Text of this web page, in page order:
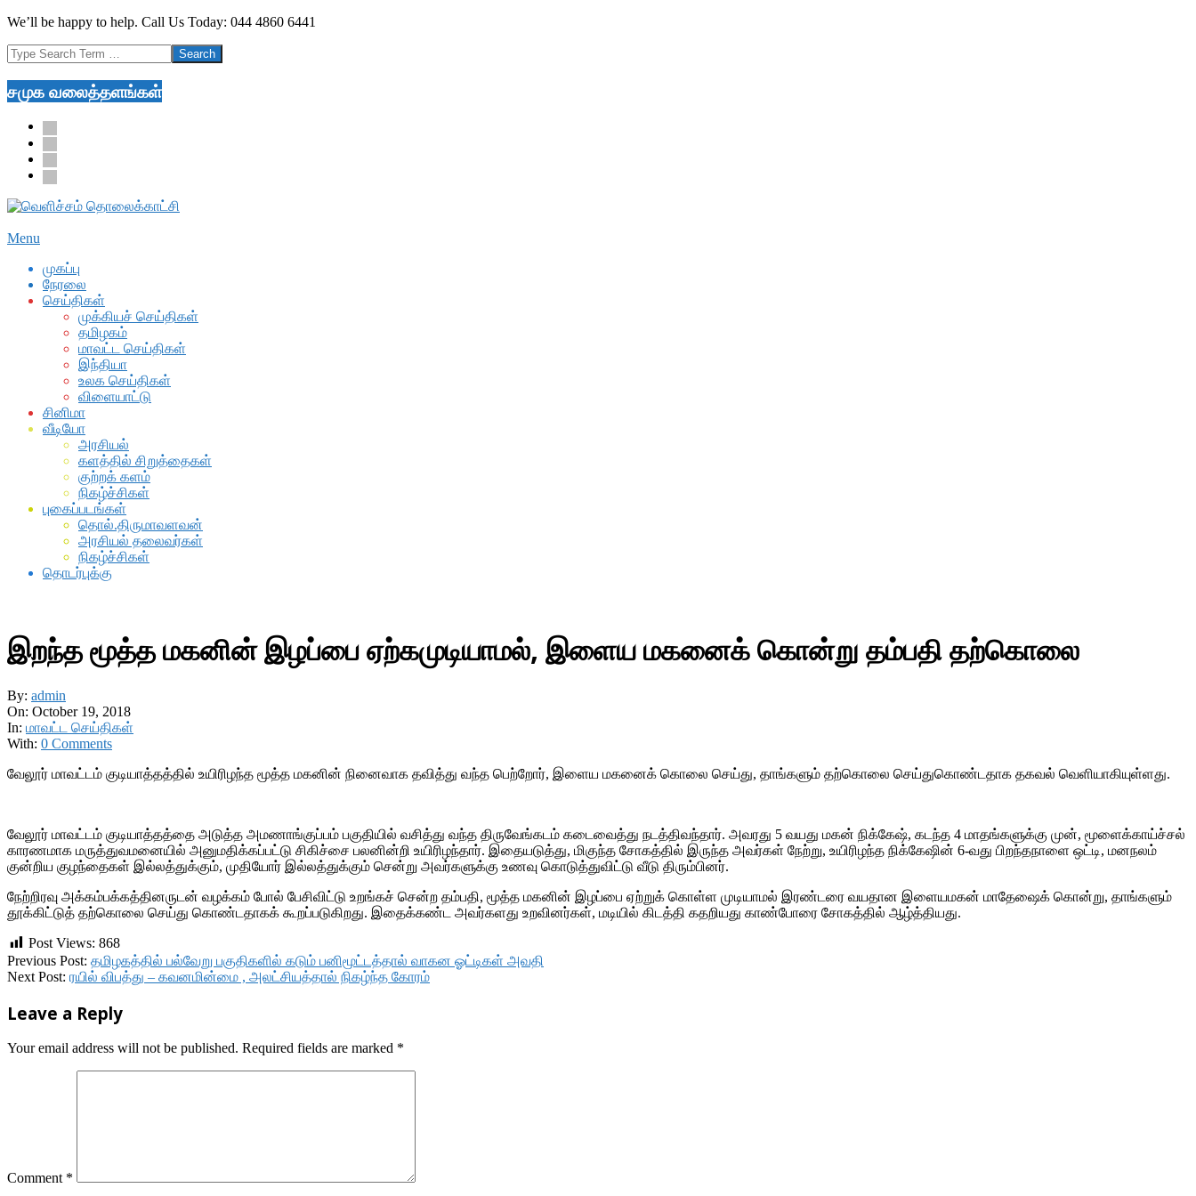
Skip
content
We’ll be happy to help. Call Us Today: 044 4860 6441
Search
சமுக வலைத்தளங்கள்
facebook
twitter
youtube
google
Secondary
Menu
Menu
முகப்பு
நேரலை
செய்திகள்
முக்கியச் செய்திகள்
தமிழகம்
மாவட்ட செய்திகள்
இந்தியா
உலக செய்திகள்
விளையாட்டு
சினிமா
வீடியோ
அரசியல்
களத்தில் சிறுத்தைகள்
குற்றக் களம்
நிகழ்ச்சிகள்
புகைப்படங்கள்
தொல்.திருமாவளவன்
அரசியல் தலைவர்கள்
நிகழ்ச்சிகள்
தொடர்புக்கு
இறந்த மூத்த மகனின் இழப்பை ஏற்கமுடியாமல், இளைய மகனைக் கொன்று தம்பதி தற்கொலை
By: admin
On: October 19, 2018
In: மாவட்ட செய்திகள்
With: 0 Comments
வேலூர் மாவட்டம் குடியாத்தத்தில் உயிரிழந்த மூத்த மகனின் நினைவாக தவித்து வந்த பெற்றோர், இளைய மகனைக் கொலை செய்து, தாங்களும் தற்கொலை செய்துகொண்டதாக தகவல் வெளியாகியுள்ளது.
வேலூர் மாவட்டம் குடியாத்தத்தை அடுத்த அமணாங்குப்பம் பகுதியில் வசித்து வந்த திருவேங்கடம் கடைவைத்து நடத்திவந்தார். அவரது 5 வயது மகன் நிக்கேஷ், கடந்த 4 மாதங்களுக்கு முன், மூளைக்காய்ச்சல்
காரணமாக மருத்துவமனையில் அனுமதிக்கப்பட்டு சிகிச்சை பலனின்றி உயிரிழந்தார். இதையடுத்து, மிகுந்த சோகத்தில் இருந்த அவர்கள் நேற்று, உயிரிழந்த நிக்கேஷின் 6-வது பிறந்தநாளை ஒட்டி, மனநலம்
குன்றிய குழந்தைகள் இல்லத்துக்கும், முதியோர் இல்லத்துக்கும் சென்று அவர்களுக்கு உணவு கொடுத்துவிட்டு வீடு திரும்பினர்.
நேற்றிரவு அக்கம்பக்கத்தினருடன் வழக்கம் போல் பேசிவிட்டு உறங்கச் சென்ற தம்பதி, மூத்த மகனின் இழப்பை ஏற்றுக் கொள்ள முடியாமல் இரண்டரை வயதான இளையமகன் மாதேஷைக் கொன்று, தாங்களும்
தூக்கிட்டுத் தற்கொலை செய்து கொண்டதாகக் கூறப்படுகிறது. இதைக்கண்ட அவர்களது உறவினர்கள், மடியில் கிடத்தி கதறியது காண்போரை சோகத்தில் ஆழ்த்தியது.
Post Views: 868
2018-
10-
Previous Post: தமிழகத்தில் பல்வேறு பகுதிகளில் கடும் பனிமூட்டத்தால் வாகன ஓட்டிகள் அவதி
Next Post: ரயில் விபத்து – கவனமின்மை , அலட்சியத்தால் நிகழ்ந்த கோரம்
Leave a Reply
Your email address will not be published. Required fields are marked *
Comment *